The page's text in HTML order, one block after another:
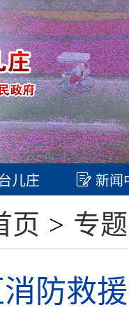
儿庄 新闻
页 > 专
防救